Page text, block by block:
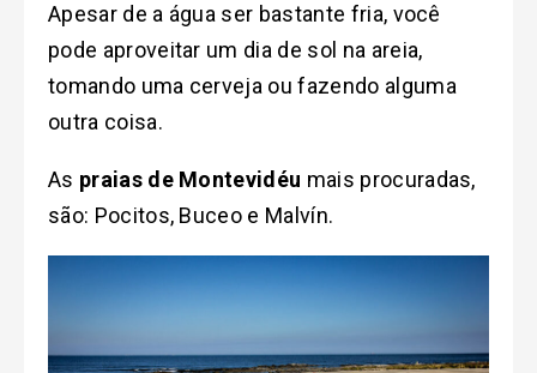
Apesar de a água ser bastante fria, você
pode aproveitar um dia de sol na areia,
tomando uma cerveja ou fazendo alguma
outra coisa.
As praias de Montevidéu mais procuradas,
são: Pocitos, Buceo e Malvín.